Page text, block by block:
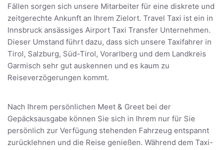
Fällen sorgen sich unsere Mitarbeiter für eine diskrete und
zeitgerechte Ankunft an Ihrem Zielort. Travel Taxi ist ein in
Innsbruck ansässiges Airport Taxi Transfer Unternehmen.
Dieser Umstand führt dazu, dass sich unsere Taxifahrer in
Tirol, Salzburg, Süd-Tirol, Vorarlberg und dem Landkreis
Garmisch sehr gut auskennen und es kaum zu
Reiseverzögerungen kommt.
Nach Ihrem persönlichen Meet & Greet bei der
Gepäcksausgabe können Sie sich in Ihrem nur für Sie
persönlich zur Verfügung stehenden Fahrzeug entspannt
zurücklehnen und die Reise genießen. Während dem Taxi-